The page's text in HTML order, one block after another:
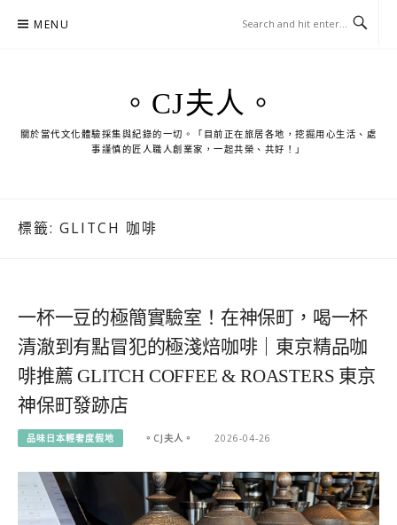
MENU
。CJ夫人。
關於當代文化體驗採集與紀錄的一切。「目前正在旅居各地，挖掘用心生活、處
事謹慎的匠人職人創業家，一起共榮、共好！」
標籤: GLITCH 咖啡
一杯一豆的極簡實驗室！在神保町，喝一杯
清澈到有點冒犯的極淺焙咖啡｜東京精品咖
啡推薦 GLITCH COFFEE & ROASTERS 東京
神保町發跡店
品味日本輕奢度假地 。CJ夫人。 2026-04-26